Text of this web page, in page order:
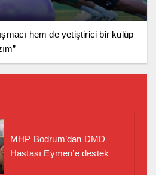
hem de yetiştirici bir kulüp
MHP Bodrum’dan DMD
Hastası Eymen’e destek